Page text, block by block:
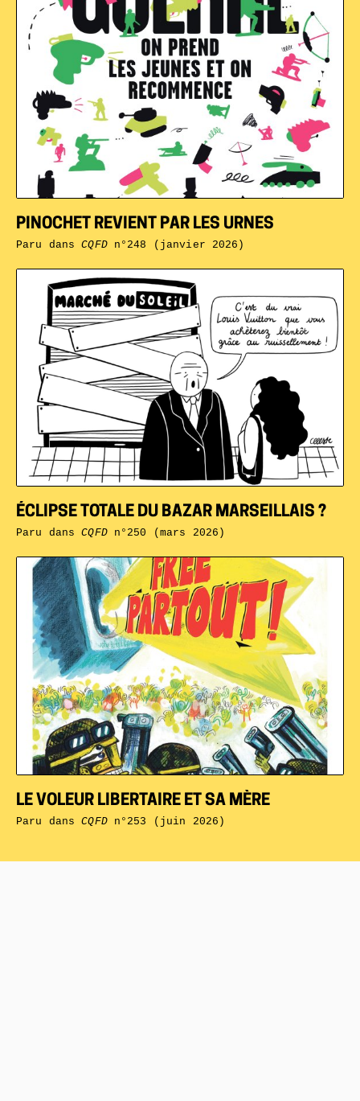
LE VOLEUR LIBERTAIRE ET SA MÈRE
Paru dansCQFDn°253 (juin 2026)
ÉCLIPSE TOTALE DU BAZAR MARSEILLAIS ?
Paru dansCQFDn°250 (mars 2026)
PINOCHET REVIENT PAR LES URNES
Paru dansCQFDn°248 (janvier 2026)